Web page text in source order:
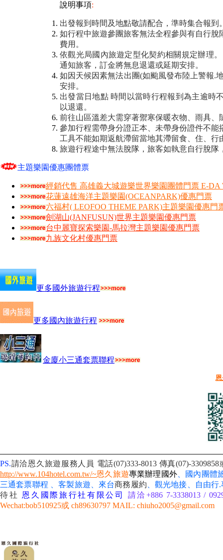
說明事項:
出發報到時間及地點敬請配合，準時集合報到
如行程中旅遊參團旅客無法全程參與有自行
費用。
依觀光局國內旅遊定型化契約相關規定辦理。
通知旅客，訂金將無息退還或延期安排。
如因天候因素無法出團(如颱風發布陸上警報.
安排。
出發當日地點 時間以當時行程報到為主逾時
以退還。
前往山區溫差大需穿著禦寒保暖衣物、雨具、
參加行程需帶身分證正本、未帶身份證件不
工具不能如期返航滯留當地其滯留食、住、行
旅遊行程途中無法脫隊，旅客如執意自行脫隊
主題樂園優惠團體票
經銷代售 高雄義大城遊樂世界樂園團體門票 E-DA
花蓮遠雄海洋主題樂園(OCEANPARK)優惠門票
六福村( LEOFOO THEME PARK)主題樂園優惠門
劍湖山(JANFUSUN)世界主題樂園優惠門票
台中麗寶探索樂園-馬拉灣主題樂園優惠門票
九族文化村優惠門票
更多國外旅遊行程
更多國內旅遊行程
金廈小三通套票聯程
PS.請洽恩久旅遊服務人員 電話(07)333-8013 傳真(07)-
http://www.104hotel.com.tw/~恩久旅遊專業辦理國外 、國內團
三通套票聯程 、客製旅遊、來台商務履約 、觀光地接、自由行
待社 恩久國際旅行社有限公司
請洽+886 7-3338013 /
Wechat:bob510925或 ch89630797 MAIL: chiuho2005@gmail.com